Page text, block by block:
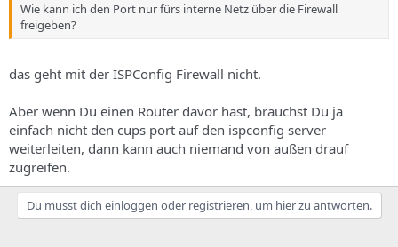
Wie kann ich den Port nur fürs interne Netz über die Firewall
freigeben?
das geht mit der ISPConfig Firewall nicht.
Aber wenn Du einen Router davor hast, brauchst Du ja
einfach nicht den cups port auf den ispconfig server
weiterleiten, dann kann auch niemand von außen drauf
zugreifen.
Du musst dich einloggen oder registrieren, um hier zu antworten.